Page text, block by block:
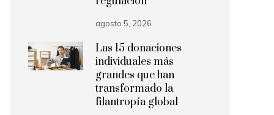
agosto 5, 2026
Las 15 donaciones
individuales más
grandes que han
transformado la
filantropía global